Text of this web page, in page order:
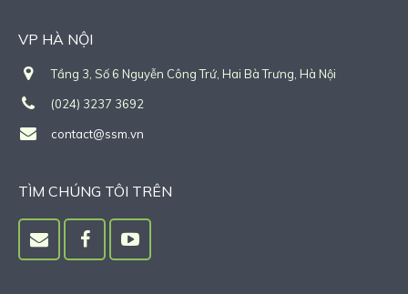
VP HÀ NỘI
Tầng 3, Số 6 Nguyễn Công Trứ, Hai Bà Trưng, Hà Nội
(024) 3237 3692
contact@ssm.vn
TÌM CHÚNG TÔI TRÊN